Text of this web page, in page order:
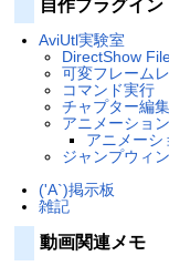
自作プラグイン
AviUtl実験室
DirectShow
可変フレーム
コマンド実行
チャプター編集
アニメーショ
アニメーシ
ジャンプウィ
('A`)掲示板
雑記
動画関連メモ